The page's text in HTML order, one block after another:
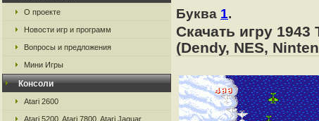
О проекте
Новости игр и программ
Вопросы и предложения
Мини Игры
Консоли
Atari 2600
Atari 5200, Atari 7800, Atari Jaguar
Буква 1.
Скачать игру
(Dendy, NES,